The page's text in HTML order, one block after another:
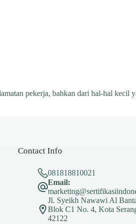
pekerja, bahkan dari hal-hal kecil
Contact Info
081818810021
Email:
Jl. Syeikh Nawawi Al
Blok C1 No. 4, Kota
42122